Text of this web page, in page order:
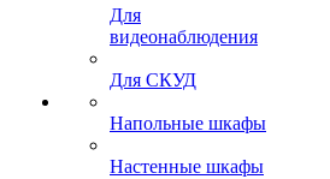
Для
видеонаблюдения
Для СКУД
Напольные шкафы
Настенные шкафы